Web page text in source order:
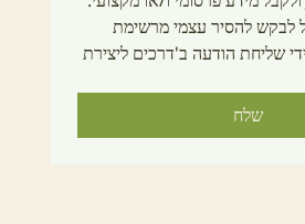
בכל עת אוכל לבקש להסיר עצמי מרשימת
התפוצה על ידי שליחת הודעה ב'דרכים ליצירת
שלח